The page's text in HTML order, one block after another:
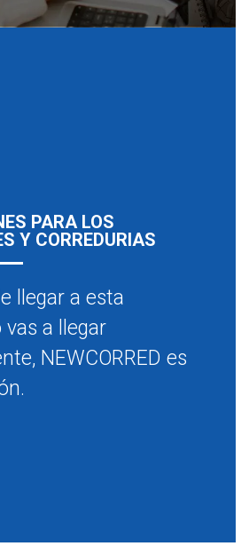
PARA LOS
Y CORREDURIAS
llegar a esta
a llegar
NEWCORRED es